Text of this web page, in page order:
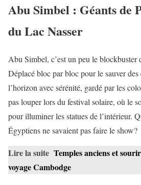
Abu Simbel : Géants de
du Lac Nasser
Abu Simbel, c’est un peu le blockbuster
Déplacé bloc par bloc pour le sauver
l’horizon avec sérénité, gardé par les
pas louper lors du festival solaire, où le
pour illuminer les statues de l’intérieur.
Égyptiens ne savaient pas faire le show?
Lire la suite Temples anciens et
voyage Cambodge